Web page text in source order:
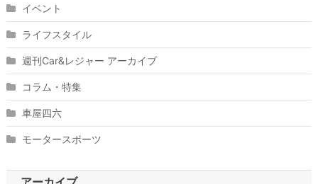
イベント
ライフスタイル
週刊Car&レジャー アーカイブ
コラム・特集
車屋四六
モータースポーツ